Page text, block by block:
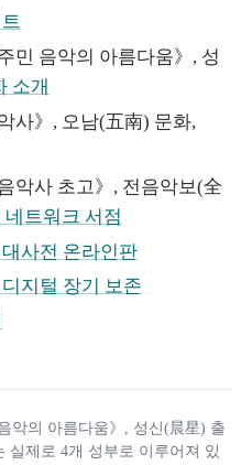
민 음악의 아름다움》, 성
소개
사》, 오남(五南) 문화,
악사 초고》, 전음악보(全
네트워크 서점
사전 온라인판
지털 장기 보존
악의 아름다움》, 성신(晨星) 출
실제로 4개 성부로 이루어져 있